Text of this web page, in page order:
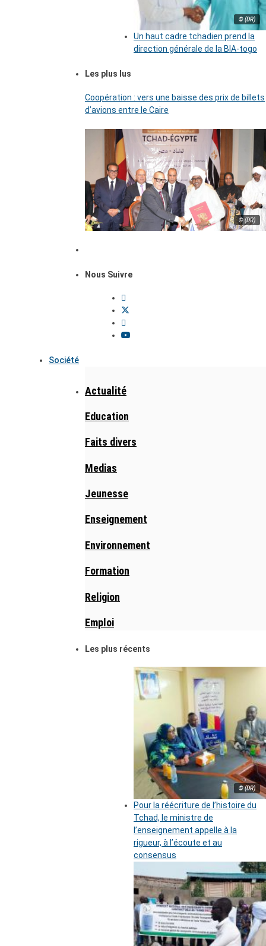
© (DR)
Un haut cadre tchadien prend la
direction générale de la BIA-togo
Les plus lus
Coopération : vers une baisse des prix de billets
d’avions entre le Caire
© (DR)
Nous Suivre
Société
Actualité
Education
Faits divers
Medias
Jeunesse
Enseignement
Environnement
Formation
Religion
Emploi
Les plus récents
© (DR)
Pour la réécriture de l’histoire du
Tchad, le ministre de
l’enseignement appelle à la
rigueur, à l’écoute et au
consensus